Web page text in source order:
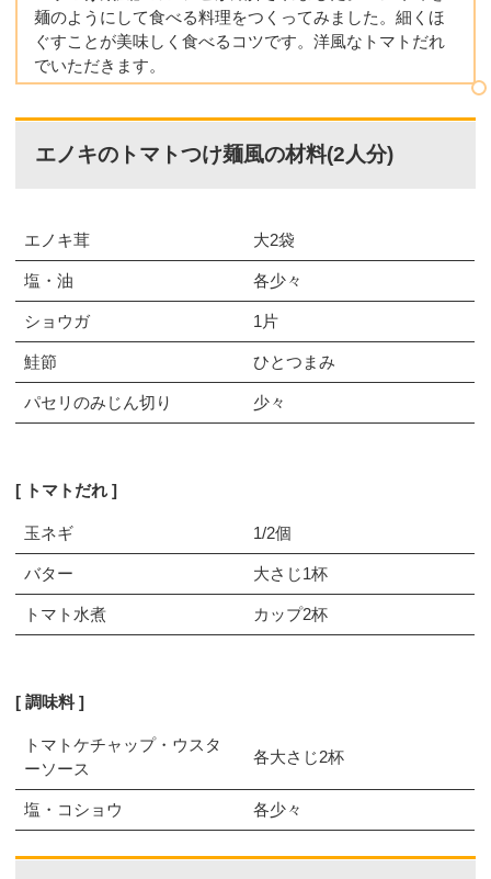
麺のようにして食べる料理をつくってみました。細くほ
ぐすことが美味しく食べるコツです。洋風なトマトだれ
でいただきます。
エノキのトマトつけ麺風の材料(2人分)
エノキ茸 大2袋
塩・油 各少々
ショウガ 1片
鮭節 ひとつまみ
パセリのみじん切り 少々
トマトだれ
玉ネギ 1/2個
バター 大さじ1杯
トマト水煮 カップ2杯
調味料
トマトケチャップ・ウスタ
ーソース
各大さじ2杯
塩・コショウ 各少々